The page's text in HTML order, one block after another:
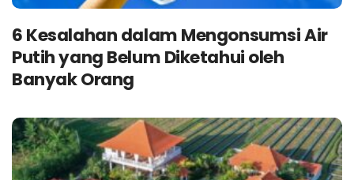
6 Kesalahan dalam Mengonsumsi Air
Putih yang Belum Diketahui oleh
Banyak Orang